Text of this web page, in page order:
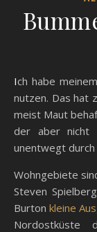
Ich habe meinem Navi im Auto verboten, Mautstraßen zu
nutzen. Das hat
meist Maut
der aber nicht
unentwegt
Wohngebiete
Steven Spielberg
Burton kleine
Nordostküste